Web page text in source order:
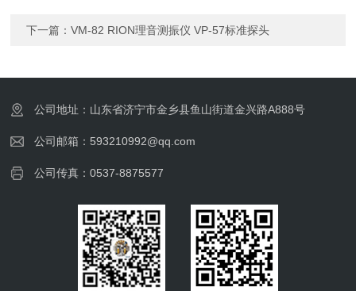
下一篇：VM-82 RION理音测振仪 VP-57标准探头
公司地址：山东省济宁市金乡县鱼山街道金兴路A888号
公司邮箱：593210992@qq.com
公司传真：0537-8875577